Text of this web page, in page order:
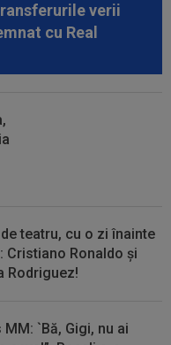
antrenorul de la
secolului",
verii
cu Real
teatru, cu o zi înainte
Cristiano Ronaldo și
Rodriguez!
MM: `Bă, Gigi, nu ai